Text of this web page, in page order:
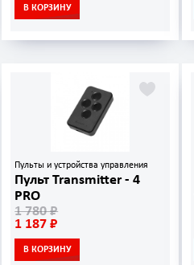
В КОРЗИНУ
Пульты и устройства управления
Пульт Transmitter - 4
PRO
1 780 ₽
1 187 ₽
В КОРЗИНУ